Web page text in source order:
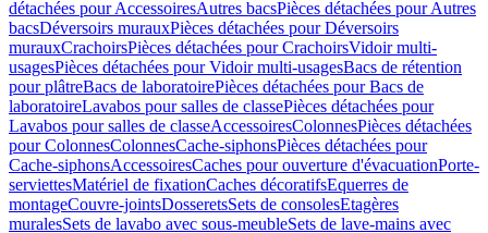
détachées pour AccessoiresAutres bacsPièces détachées pour Autres
bacsDéversoirs murauxPièces détachées pour Déversoirs
murauxCrachoirsPièces détachées pour CrachoirsVidoir multi-
usagesPièces détachées pour Vidoir multi-usagesBacs de rétention
pour plâtreBacs de laboratoirePièces détachées pour Bacs de
laboratoireLavabos pour salles de classePièces détachées pour
Lavabos pour salles de classeAccessoiresColonnesPièces détachées
pour ColonnesColonnesCache-siphonsPièces détachées pour
Cache-siphonsAccessoiresCaches pour ouverture d'évacuationPorte-
serviettesMatériel de fixationCaches décoratifsEquerres de
montageCouvre-jointsDosseretsSets de consolesEtagères
muralesSets de lavabo avec sous-meubleSets de lave-mains avec